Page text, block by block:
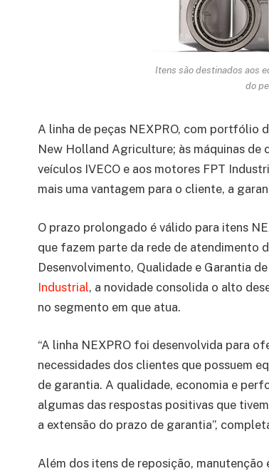
Itens são destinados aos
do
A linha de peças NEXPRO, com portfólio
New Holland Agriculture; às máquinas
veículos IVECO e aos motores FPT
mais uma vantagem para o cliente, a
O prazo prolongado é válido para itens
que fazem parte da rede de atendimento
Desenvolvimento, Qualidade e Garantia
Industrial, a novidade consolida o alto
no segmento em que atua.
“A linha NEXPRO foi desenvolvida para
necessidades dos clientes que possuem
de garantia. A qualidade, economia e
algumas das respostas positivas que
a extensão do prazo de garantia”,
Além dos itens de reposição,